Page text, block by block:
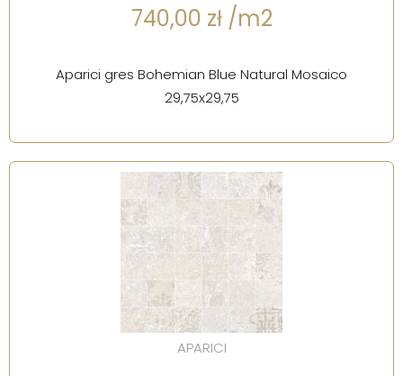
740,00 zł /m2
Aparici gres Bohemian Blue Natural Mosaico
29,75x29,75
APARICI